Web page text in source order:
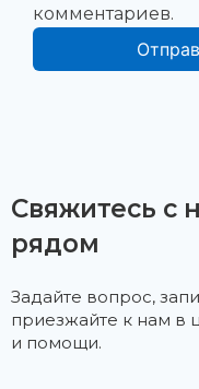
комментариев.
Свяжитесь с
рядом
Задайте вопрос,
приезжайте к нам в
и помощи.